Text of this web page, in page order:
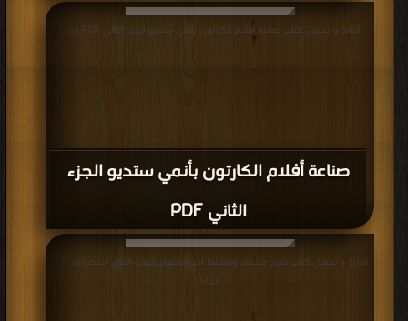
صناعة أفلام الكارتون بأنمي ستديو الجزء
الثاني PDF
قراءة و تحميل كتاب صناعة أفلام الكارتون بأنمي ستديو الجزء الثاني PDF مجانا
مجانا